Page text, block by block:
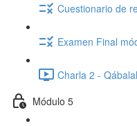
Cuestionario de
Examen Final
Charla 2 -
Módulo 5